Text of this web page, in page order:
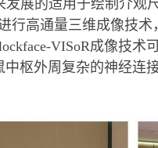
发展的适用于绘制介观
行高通量三维成像技术，
VISoR成像技术
中枢外周复杂的神经连